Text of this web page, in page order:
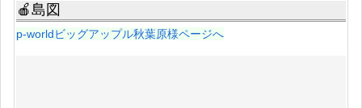
🍎島図
p-worldビッグアップル秋葉原様ページへ